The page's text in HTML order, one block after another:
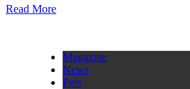
Read More
Magazine
News
Pets